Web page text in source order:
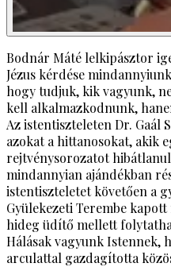
Bodnár Máté lelkipásztor
Jézus kérdése
hogy tudjuk, kik vagyunk,
kell alkalmazkodnunk,
Az istentiszteleten Dr. Gaál
azokat a hittanosokat, akik
rejtvénysorozatot
mindannyian ajándékban
istentiszteletet követően a
Gyülekezeti Terembe
hideg üdítő mellett
Hálásak vagyunk Istennek,
arculattal gazdagította